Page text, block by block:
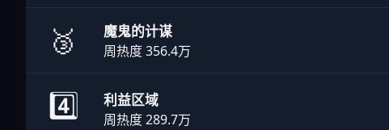
🥉 魔鬼的计谋
周热度 356.4万
4️⃣ 利益区域
周热度 289.7万